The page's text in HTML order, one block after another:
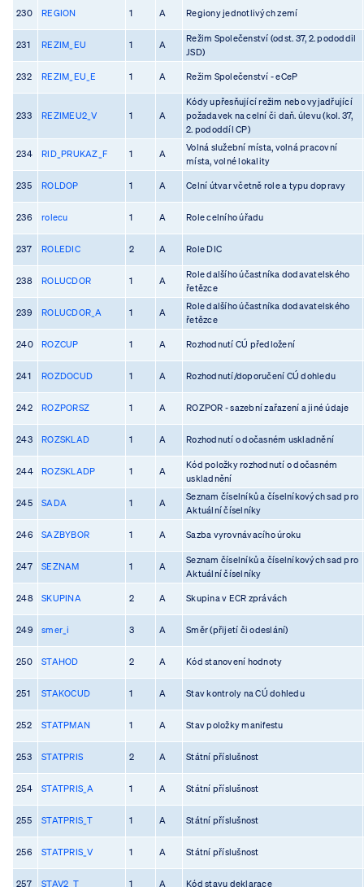
230 REGION 1 A Regiony jednotlivých zemí
231 REZIM_EU 1 A
Režim Společenství (odst. 37, 2. pododdil
JSD)
232 REZIM_EU_E 1 A Režim Společenství - eCeP
233 REZIMEU2_V 1 A
Kódy upřesňující režim nebo vyjadřující
požadavek na celní či daň. úlevu (kol. 37,
2. pododdíl CP)
234 RID_PRUKAZ_F 1 A
Volná služební místa, volná pracovní
místa, volné lokality
235 ROLDOP 1 A Celní útvar včetně role a typu dopravy
236 rolecu 1 A Role celního úřadu
237 ROLEDIC 2 A Role DIC
238 ROLUCDOR 1 A
Role dalšího účastníka dodavatelského
řetězce
239 ROLUCDOR_A 1 A
Role dalšího účastníka dodavatelského
řetězce
240 ROZCUP 1 A Rozhodnutí CÚ předložení
241 ROZDOCUD 1 A Rozhodnutí/doporučení CÚ dohledu
242 ROZPORSZ 1 A ROZPOR - sazební zařazení a jiné údaje
243 ROZSKLAD 1 A Rozhodnutí o dočasném uskladnění
244 ROZSKLADP 1 A
Kód položky rozhodnutí o dočasném
uskladnění
245 SADA 1 A
Seznam číselníků a číselníkových sad pro
Aktuální číselníky
246 SAZBYBOR 1 A Sazba vyrovnávacího úroku
247 SEZNAM 1 A
Seznam číselníků a číselníkových sad pro
Aktuální číselníky
248 SKUPINA 2 A Skupina v ECR zprávách
249 smer_i 3 A Směr (přijetí či odeslání)
250 STAHOD 2 A Kód stanovení hodnoty
251 STAKOCUD 1 A Stav kontroly na CÚ dohledu
252 STATPMAN 1 A Stav položky manifestu
253 STATPRIS 2 A Státní příslušnost
254 STATPRIS_A 1 A Státní příslušnost
255 STATPRIS_T 1 A Státní příslušnost
256 STATPRIS_V 1 A Státní příslušnost
257 STAV2_T 1 A Kód stavu deklarace